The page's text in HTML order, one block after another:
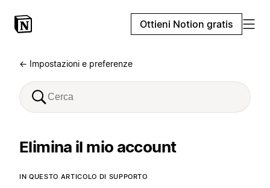
Ottieni Notion gratis
← Impostazioni e preferenze
Elimina il mio account
IN QUESTO ARTICOLO DI SUPPORTO